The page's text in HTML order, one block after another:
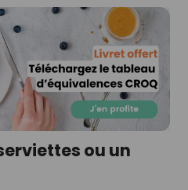
ou un